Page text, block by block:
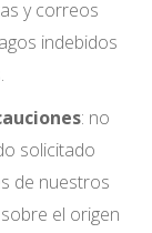
y correos
indebidos
: no
solicitado
de nuestros
el origen